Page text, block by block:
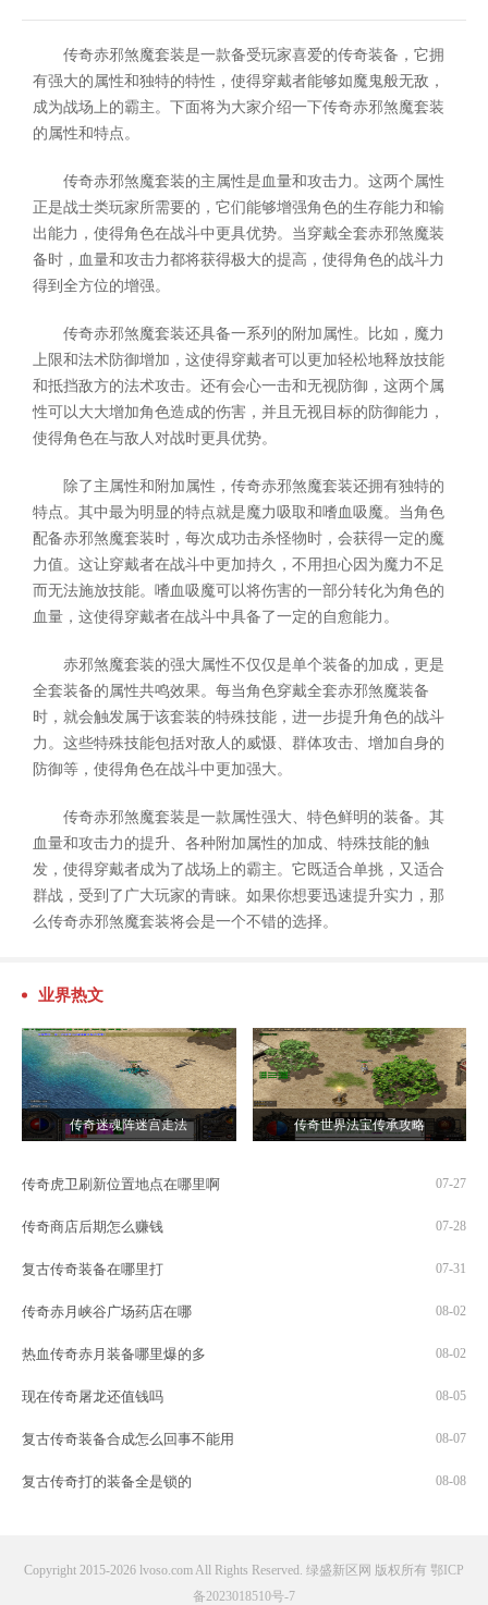
传奇赤邪煞魔套装是一款备受玩家喜爱的传奇装备，它拥
有强大的属性和独特的特性，使得穿戴者能够如魔鬼般无敌，
成为战场上的霸主。下面将为大家介绍一下传奇赤邪煞魔套装
的属性和特点。
传奇赤邪煞魔套装的主属性是血量和攻击力。这两个属性
正是战士类玩家所需要的，它们能够增强角色的生存能力和输
出能力，使得角色在战斗中更具优势。当穿戴全套赤邪煞魔装
备时，血量和攻击力都将获得极大的提高，使得角色的战斗力
得到全方位的增强。
传奇赤邪煞魔套装还具备一系列的附加属性。比如，魔力
上限和法术防御增加，这使得穿戴者可以更加轻松地释放技能
和抵挡敌方的法术攻击。还有会心一击和无视防御，这两个属
性可以大大增加角色造成的伤害，并且无视目标的防御能力，
使得角色在与敌人对战时更具优势。
除了主属性和附加属性，传奇赤邪煞魔套装还拥有独特的
特点。其中最为明显的特点就是魔力吸取和嗜血吸魔。当角色
配备赤邪煞魔套装时，每次成功击杀怪物时，会获得一定的魔
力值。这让穿戴者在战斗中更加持久，不用担心因为魔力不足
而无法施放技能。嗜血吸魔可以将伤害的一部分转化为角色的
血量，这使得穿戴者在战斗中具备了一定的自愈能力。
赤邪煞魔套装的强大属性不仅仅是单个装备的加成，更是
全套装备的属性共鸣效果。每当角色穿戴全套赤邪煞魔装备
时，就会触发属于该套装的特殊技能，进一步提升角色的战斗
力。这些特殊技能包括对敌人的威慑、群体攻击、增加自身的
防御等，使得角色在战斗中更加强大。
传奇赤邪煞魔套装是一款属性强大、特色鲜明的装备。其
血量和攻击力的提升、各种附加属性的加成、特殊技能的触
发，使得穿戴者成为了战场上的霸主。它既适合单挑，又适合
群战，受到了广大玩家的青睐。如果你想要迅速提升实力，那
么传奇赤邪煞魔套装将会是一个不错的选择。
业界热文
传奇迷魂阵迷宫走法 传奇世界法宝传承攻略
传奇虎卫刷新位置地点在哪里啊 07-27
传奇商店后期怎么赚钱 07-28
复古传奇装备在哪里打 07-31
传奇赤月峡谷广场药店在哪 08-02
热血传奇赤月装备哪里爆的多 08-02
现在传奇屠龙还值钱吗 08-05
复古传奇装备合成怎么回事不能用 08-07
复古传奇打的装备全是锁的 08-08
Copyright 2015-2026 lvoso.com All Rights Reserved. 绿盛新区网 版权所有 鄂ICP
备2023018510号-7